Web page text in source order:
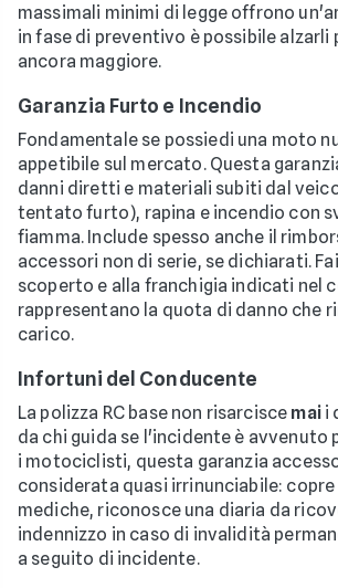
massimali minimi di legge offrono
in fase di preventivo è possibile alzarli
ancora maggiore.
Garanzia Furto e Incendio
Fondamentale se possiedi una moto
appetibile sul mercato. Questa
danni diretti e materiali subiti dal
tentato furto), rapina e incendio con
fiamma. Include spesso anche il
accessori non di serie, se dichiarati.
scoperto e alla franchigia indicati nel
rappresentano la quota di danno che
carico.
Infortuni del Conducente
La polizza RC base non risarcisce maii
da chi guida se l'incidente è avvenuto
i motociclisti, questa garanzia
considerata quasi irrinunciabile: copre
mediche, riconosce una diaria da
indennizzo in caso di invalidità
a seguito di incidente.